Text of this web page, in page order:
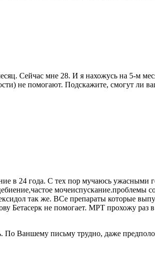
Сейчас мне 28. И я нахожусь на 5-м
не помогают. Подскажите, смогут ли
в 24 года. С тех пор мучаюсь
мочеиспускание.проблемы
так же. ВСе препараты которые
Бетасерк не помогает. МРТ прохожу раз
Ваншему письму трудно, даже